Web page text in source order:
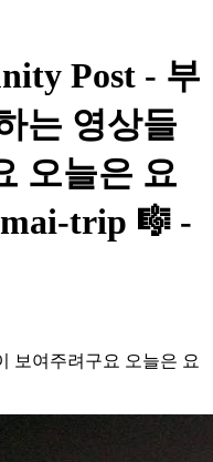
Post - 부
는 영상들
오늘은 요
trip 🎼 -
보여주려구요 오늘은 요